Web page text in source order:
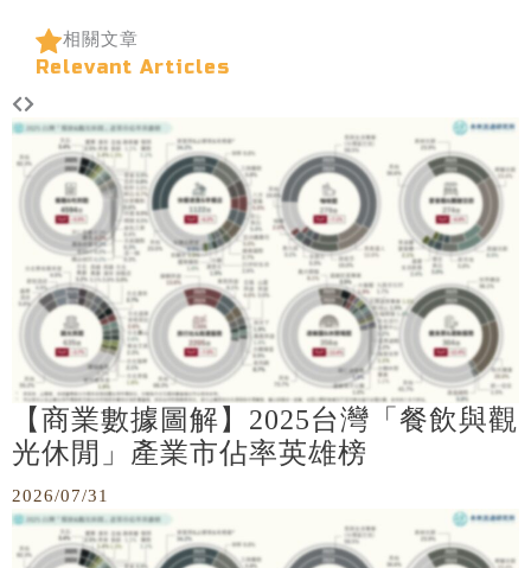
相關文章
Relevant Articles
【商業數據圖解】2025台灣「餐飲與觀
光休閒」產業市佔率英雄榜
2026/07/31